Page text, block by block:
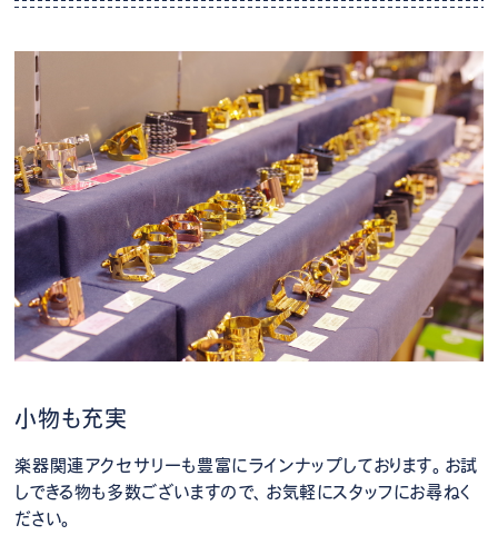
小物も充実
楽器関連アクセサリーも豊富にラインナップしております。お試
しできる物も多数ございますので、お気軽にスタッフにお尋ねく
ださい。